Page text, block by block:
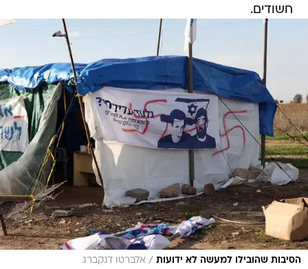
חשודים.
הסיבות שהובילו למעשה לא ידועות / אלברטו דנקברג